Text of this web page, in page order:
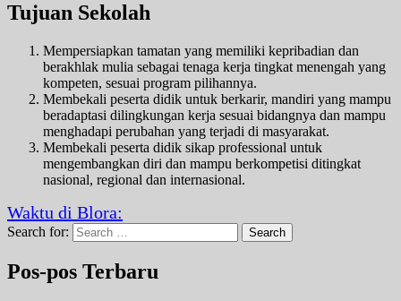
Tujuan Sekolah
Mempersiapkan tamatan yang memiliki kepribadian dan
berakhlak mulia sebagai tenaga kerja tingkat menengah yang
kompeten, sesuai program pilihannya.
Membekali peserta didik untuk berkarir, mandiri yang mampu
beradaptasi dilingkungan kerja sesuai bidangnya dan mampu
menghadapi perubahan yang terjadi di masyarakat.
Membekali peserta didik sikap professional untuk
mengembangkan diri dan mampu berkompetisi ditingkat
nasional, regional dan internasional.
Waktu di Blora:
Search for: Search
Pos-pos Terbaru